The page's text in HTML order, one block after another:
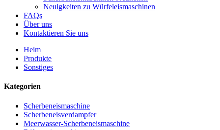
Neuigkeiten zu Würfeleismaschinen
FAQs
Über uns
Kontaktieren Sie uns
Heim
Produkte
Sonstiges
Kategorien
Scherbeneismaschine
Scherbeneisverdampfer
Meerwasser-Scherbeneismaschine